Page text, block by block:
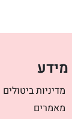
מידע
מדיניות ביטולים
מאמרים